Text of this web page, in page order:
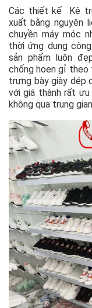
Các thiết kế Kệ
xuất bằng nguyên
chuyền máy móc
thời ứng dụng
sản phẩm luôn
chống hoen gỉ theo
trưng bày giày dép
với giá thành rất
không qua trung